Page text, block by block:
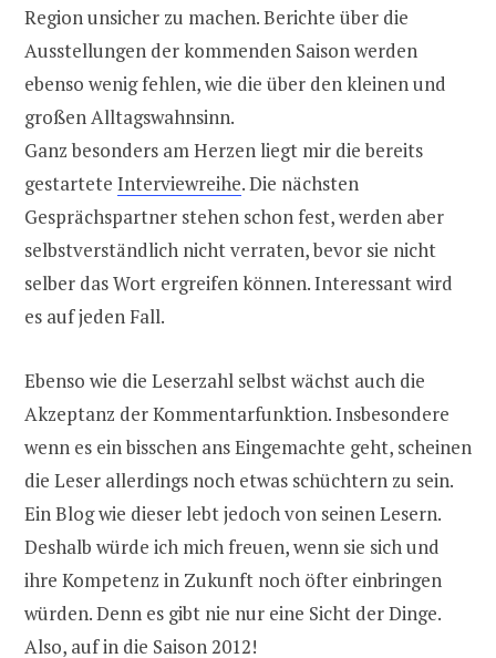
Region unsicher zu machen. Berichte über die
Ausstellungen der kommenden Saison werden
ebenso wenig fehlen, wie die über den kleinen und
großen Alltagswahnsinn.
Ganz besonders am Herzen liegt mir die bereits
gestartete Interviewreihe. Die nächsten
Gesprächspartner stehen schon fest, werden aber
selbstverständlich nicht verraten, bevor sie nicht
selber das Wort ergreifen können. Interessant wird
es auf jeden Fall.
Ebenso wie die Leserzahl selbst wächst auch die
Akzeptanz der Kommentarfunktion. Insbesondere
wenn es ein bisschen ans Eingemachte geht, scheinen
die Leser allerdings noch etwas schüchtern zu sein.
Ein Blog wie dieser lebt jedoch von seinen Lesern.
Deshalb würde ich mich freuen, wenn sie sich und
ihre Kompetenz in Zukunft noch öfter einbringen
würden. Denn es gibt nie nur eine Sicht der Dinge.
Also, auf in die Saison 2012!